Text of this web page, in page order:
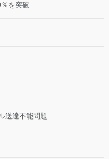
を突破
送達不能問題